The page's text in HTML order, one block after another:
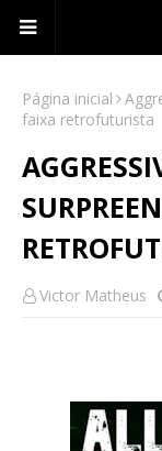
Página inicial
faixa retrofuturista
Victor Matheus